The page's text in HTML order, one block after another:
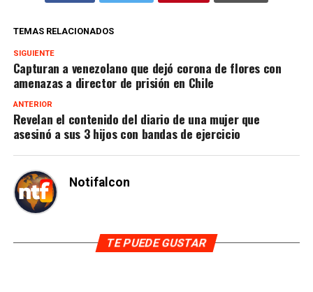
TEMAS RELACIONADOS
SIGUIENTE
Capturan a venezolano que dejó corona de flores con
amenazas a director de prisión en Chile
ANTERIOR
Revelan el contenido del diario de una mujer que
asesinó a sus 3 hijos con bandas de ejercicio
Notifalcon
TE PUEDE GUSTAR